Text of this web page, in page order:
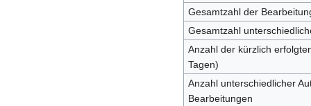
Gesamtzahl der
Gesamtzahl
Anzahl der kürzlich
Tagen)
Anzahl unterschiedlicher
Bearbeitungen